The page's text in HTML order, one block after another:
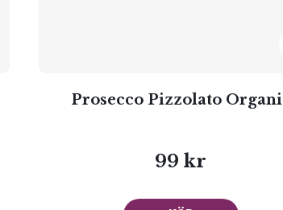
Prosecco Pizzolato
99 kr